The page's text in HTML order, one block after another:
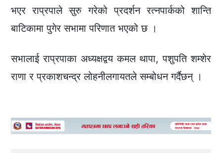
भएर राप्रपाले सुरु गरेको प्रदर्शन रत्नपार्कको शान्ति
बाटिकामा पुगेर सभामा परिणात भएको छ ।
सभालाई राप्रपाका अध्यक्षद्वय कमल थापा, पशुपति शम्शेर
राणा र प्रकाशचन्द्र लोहनीलगायतले सम्बोधन गर्दैछन् ।